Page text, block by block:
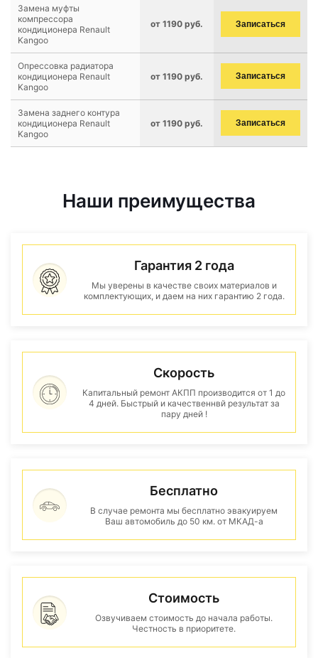
Замена муфты
компрессора
кондиционера Renault
Kangoo
от 1190 руб. Записаться
Опрессовка радиатора
кондиционера Renault
Kangoo
от 1190 руб. Записаться
Замена заднего контура
кондиционера Renault
Kangoo
от 1190 руб. Записаться
Наши преимущества
Гарантия 2 года
Мы уверены в качестве своих материалов и
комплектующих, и даем на них гарантию 2 года.
Скорость
Капитальный ремонт АКПП производится от 1 до
4 дней. Быстрый и качественнвй результат за
пару дней !
Бесплатно
В случае ремонта мы бесплатно эвакуируем
Ваш автомобиль до 50 км. от МКАД-а
Стоимость
Озвучиваем стоимость до начала работы.
Честность в приоритете.